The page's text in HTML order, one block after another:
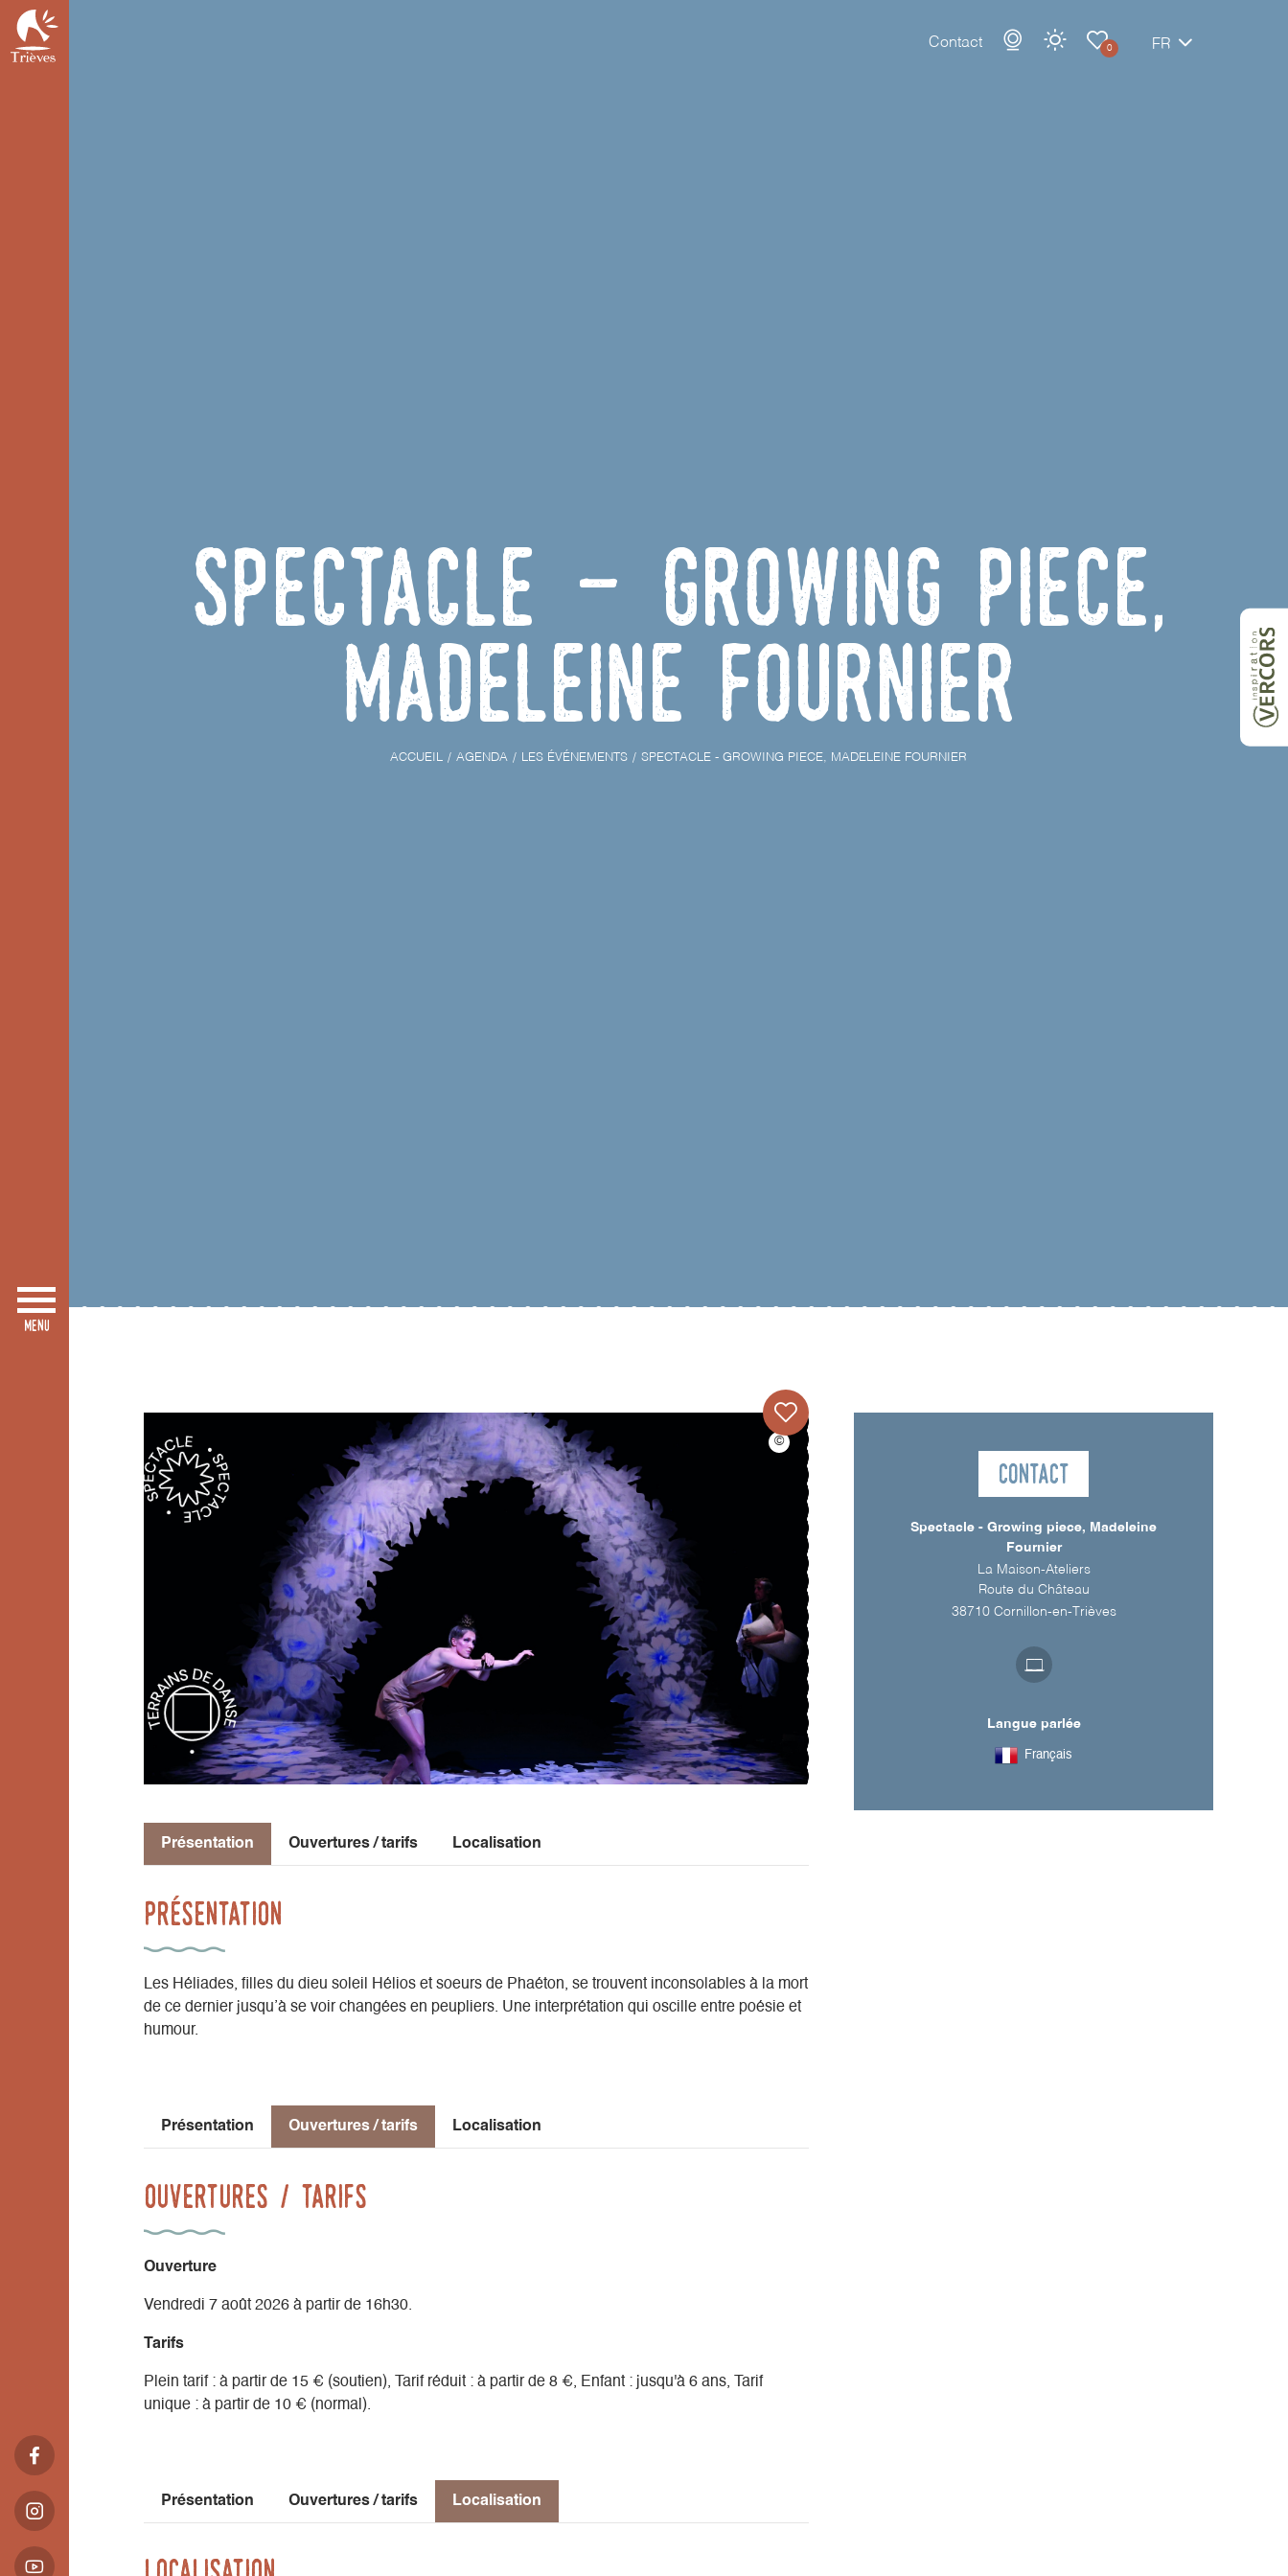
Contact 0 FR
Spectacle - Growing piece,
Madeleine Fournier
ACCUEIL AGENDA LES ÉVÉNEMENTS SPECTACLE - GROWING PIECE, MADELEINE FOURNIER
Présentation Ouvertures / tarifs Localisation
Présentation
Les Héliades, filles du dieu soleil Hélios et soeurs de Phaéton, se trouvent inconsolables à la mort
de ce dernier jusqu’à se voir changées en peupliers. Une interprétation qui oscille entre poésie et
humour.
Présentation Ouvertures / tarifs Localisation
Ouvertures / tarifs
Ouverture
Vendredi 7 août 2026 à partir de 16h30.
Tarifs
Plein tarif : à partir de 15 € (soutien), Tarif réduit : à partir de 8 €, Enfant : jusqu'à 6 ans, Tarif
unique : à partir de 10 € (normal).
Présentation Ouvertures / tarifs Localisation
Contact
Spectacle - Growing piece, Madeleine
Fournier
La Maison-Ateliers
Route du Château
38710 Cornillon-en-Trièves
Langue parlée
Français